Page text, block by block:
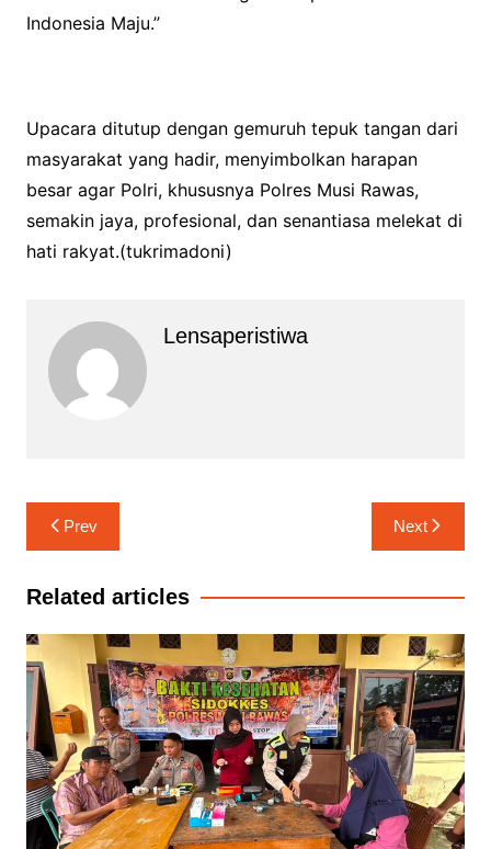
Indonesia Maju.”
Upacara ditutup dengan gemuruh tepuk tangan dari
masyarakat yang hadir, menyimbolkan harapan
besar agar Polri, khususnya Polres Musi Rawas,
semakin jaya, profesional, dan senantiasa melekat di
hati rakyat.(tukrimadoni)
Lensaperistiwa
Navigasi
pos
Prev Next
Related articles